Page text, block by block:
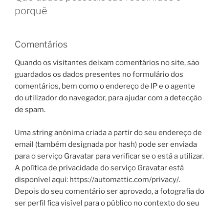
porquê
Comentários
Quando os visitantes deixam comentários no site, são
guardados os dados presentes no formulário dos
comentários, bem como o endereço de IP e o agente
do utilizador do navegador, para ajudar com a detecção
de spam.
Uma string anónima criada a partir do seu endereço de
email (também designada por hash) pode ser enviada
para o serviço Gravatar para verificar se o está a utilizar.
A política de privacidade do serviço Gravatar está
disponível aqui: https://automattic.com/privacy/.
Depois do seu comentário ser aprovado, a fotografia do
ser perfil fica visível para o público no contexto do seu